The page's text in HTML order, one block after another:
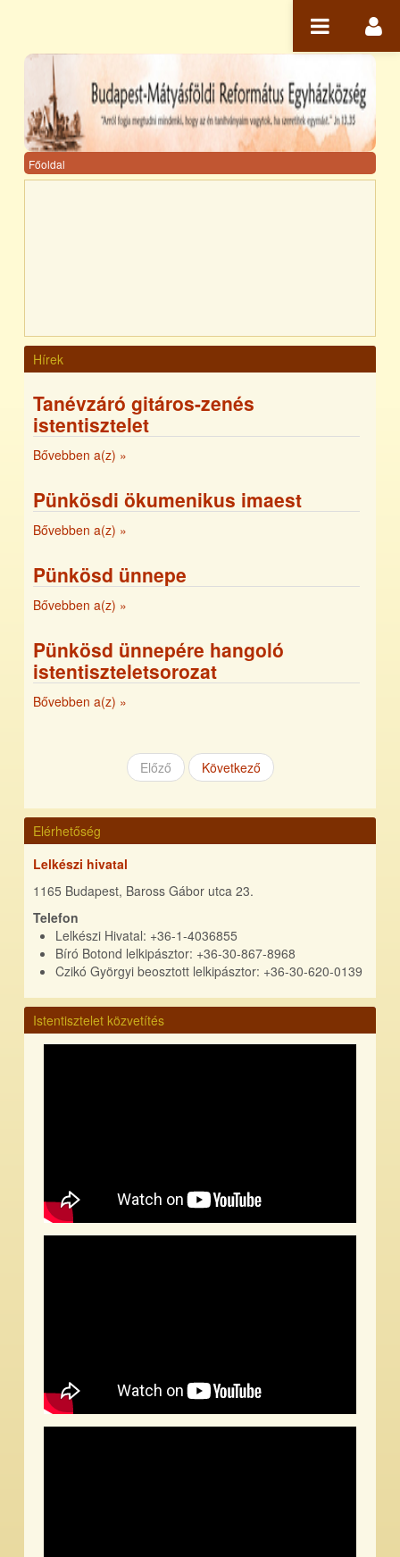
Főoldal
Hírek
Tanévzáró gitáros-zenés
istentisztelet
Bővebben a(z) »
Pünkösdi ökumenikus imaest
Bővebben a(z) »
Pünkösd ünnepe
Bővebben a(z) »
Pünkösd ünnepére hangoló
istentiszteletsorozat
Bővebben a(z) »
Előző Következő
Elérhetőség
Lelkészi hivatal
1165 Budapest, Baross Gábor utca 23.
Telefon
Lelkészi Hivatal: +36-1-4036855
Bíró Botond lelkipásztor: +36-30-867-8968
Czikó Györgyi beosztott lelkipásztor: +36-30-620-0139
Istentisztelet közvetítés